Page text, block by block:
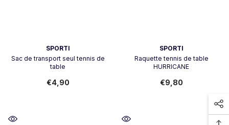
SPORTI
Sac de transport seul tennis de
table
€4,90
SPORTI
Raquette tennis de table
HURRICANE
€9,80